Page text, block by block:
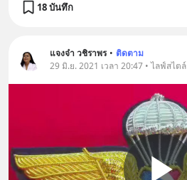
18 บันทึก
แจงจ๋า วชิราพร • ติดตาม
29 มิ.ย. 2021 เวลา 20:47 • ไลฟ์สไตล์